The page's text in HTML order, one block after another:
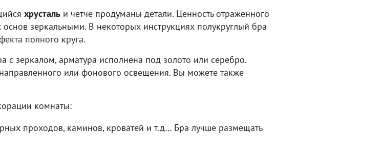
хрустальи чётче продуманы детали. Ценность отражённого
зеркальными. В некоторых инструкциях полукруглый бра
полного круга.
зеркалом, арматура исполнена под золото или серебро.
или фонового освещения. Вы можете также
комнаты:
проходов, каминов, кроватей и т.д… Бра лучше размещать